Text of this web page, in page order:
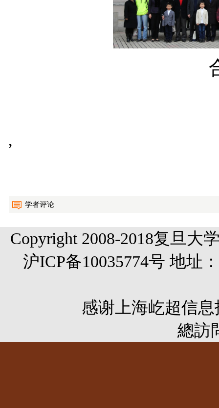
,
学者评论
Copyright 2008-2018复旦大
沪ICP备10035774号 地址
感谢 上海屹超信
總訪